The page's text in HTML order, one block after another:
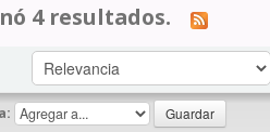
4 resultados.